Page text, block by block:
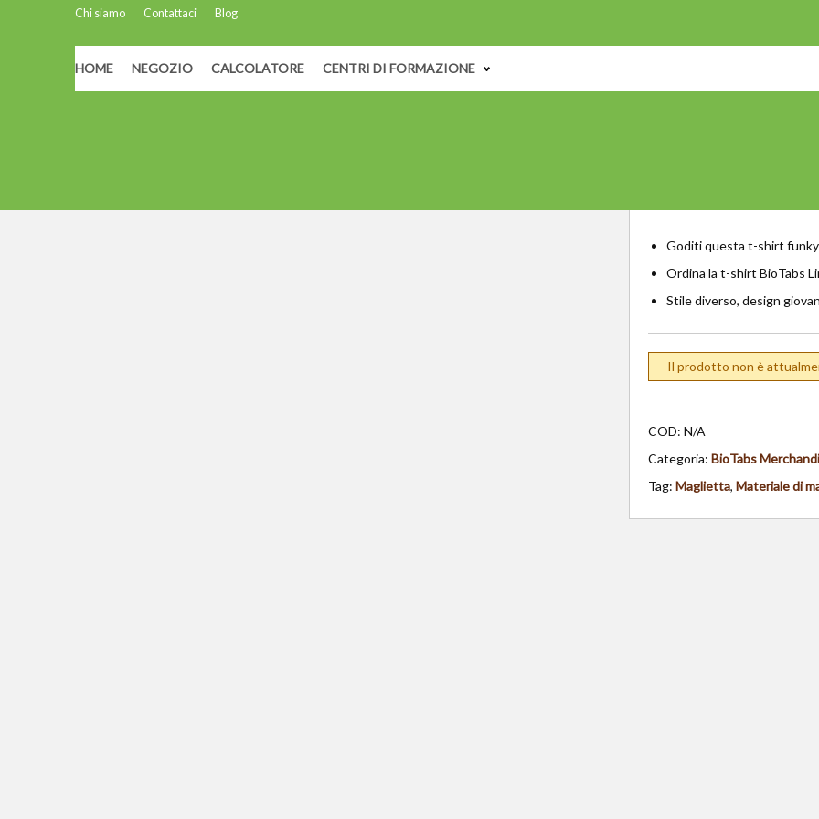
Chi siamo Contattaci Blog
HOME NEGOZIO CALCOLATORE CENTRI DI FORMAZIONE
Goditi questa t-shirt
Ordina la t-shirt BioTabs
Stile diverso, design
Il prodotto non è
COD: N/A
Categoria: BioTabs
Tag: Maglietta, Materiale di